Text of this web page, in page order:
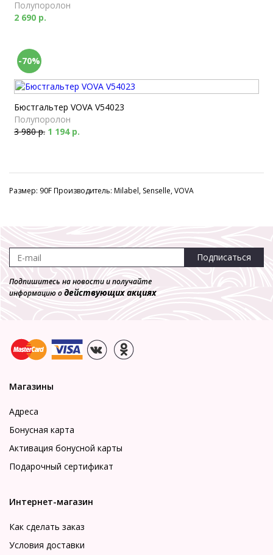
Полупоролон
2 690 р.
-70%
Бюстгальтер VOVA V54023
Полупоролон
3 980 р. 1 194 р.
Размер: 90F Производитель: Milabel, Senselle, VOVA
Подписаться
Подпишитесь на новости и получайте
информацию одействующих акциях
Магазины
Адреса
Бонусная карта
Активация бонусной карты
Подарочный сертификат
Интернет-магазин
Как сделать заказ
Условия доставки